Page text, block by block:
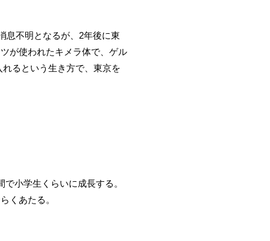
息不明となるが、2年後に東
が使われたキメラ体で、ゲル
るという生き方で、東京を
小学生くらいに成長する。
くあたる。